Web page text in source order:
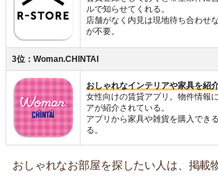
ルで知らせてくれる。
店舗がなく内見は現地待ち合わせ
が不要。
3位：Woman.CHINTAI
おしゃれなインテリアや家具を紹
女性向けの賃貸アプリ。物件情報
アが紹介されている。
アプリから家具や雑貨を購入でき
る。
おしゃれなお部屋を探したい人は、掲載